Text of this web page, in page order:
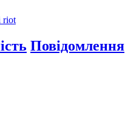
riot
Повідомлення